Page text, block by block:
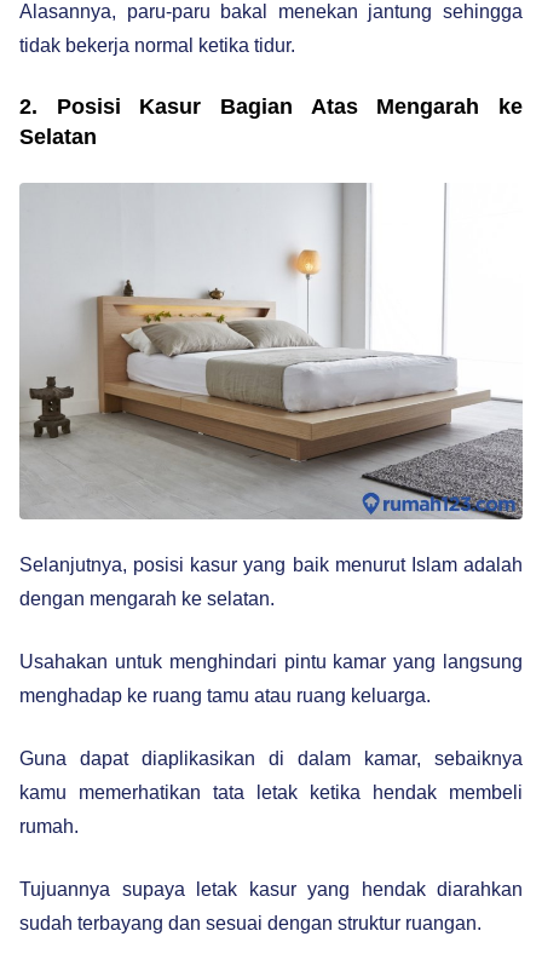
Alasannya, paru-paru bakal menekan jantung sehingga
tidak bekerja normal ketika tidur.
2. Posisi Kasur Bagian Atas Mengarah ke
Selatan
Selanjutnya, posisi kasur yang baik menurut Islam adalah
dengan mengarah ke selatan.
Usahakan untuk menghindari pintu kamar yang langsung
menghadap ke ruang tamu atau ruang keluarga.
Guna dapat diaplikasikan di dalam kamar, sebaiknya
kamu memerhatikan tata letak ketika hendak membeli
rumah.
Tujuannya supaya letak kasur yang hendak diarahkan
sudah terbayang dan sesuai dengan struktur ruangan.